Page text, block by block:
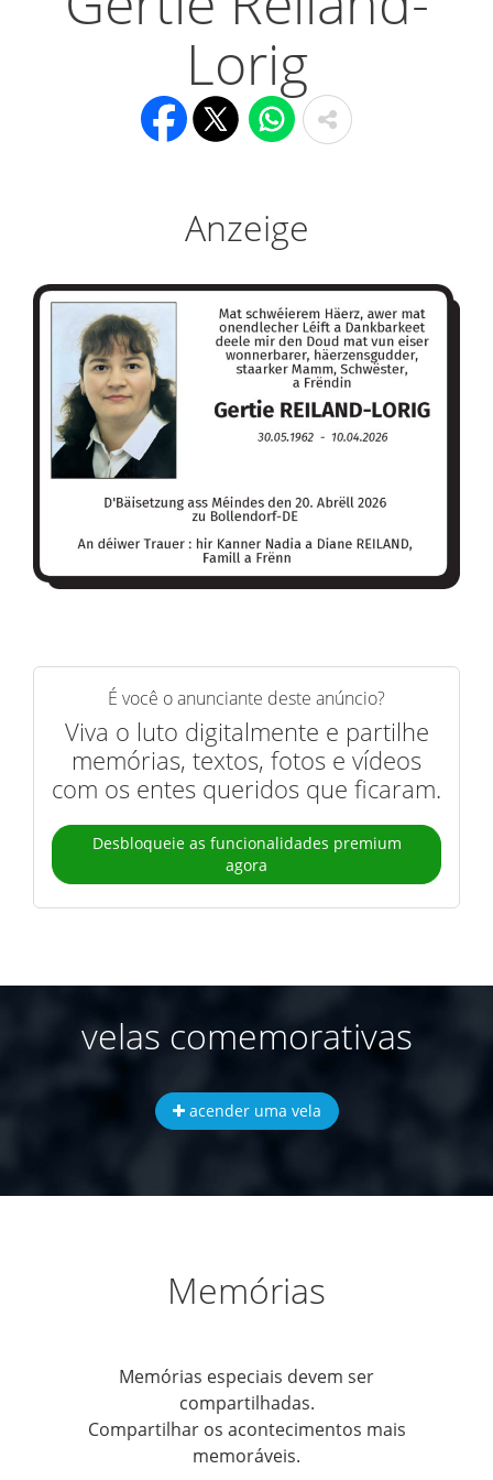
Lorig
Anzeige
É você o anunciante deste anúncio?
Viva o luto digitalmente e partilhe
memórias, textos, fotos e vídeos
com os entes queridos que ficaram.
Desbloqueie as funcionalidades premium
agora
velas comemorativas
acender uma vela
Memórias
Memórias especiais devem ser
compartilhadas.
Compartilhar os acontecimentos mais
memoráveis.